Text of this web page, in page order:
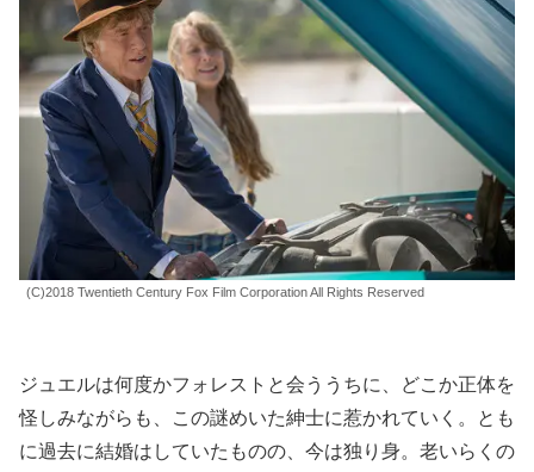
(C)2018 Twentieth Century Fox Film Corporation All Rights Reserved
ジュエルは何度かフォレストと会ううちに、どこか正体を
怪しみながらも、この謎めいた紳士に惹かれていく。とも
に過去に結婚はしていたものの、今は独り身。老いらくの